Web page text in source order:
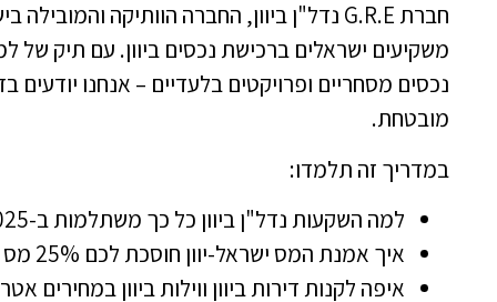
נכסים מסחריים ופרויקטים בלעדיים – אנחנו יודעים
מובטחת.
במדריך זה תלמדו:
למה השקעות נדל"ן ביוון כל כך משתלמות ב-2025
איך אמנת המס ישראל-יוון חוסכת לכם 25% מס רווח הון
איפה לקנות דירות ביוון ווילות ביוון במחירים